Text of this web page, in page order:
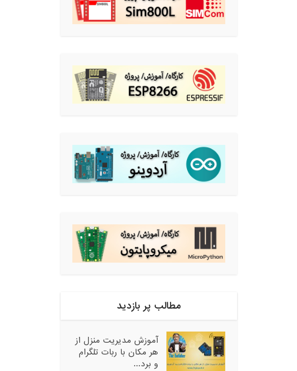
مطالب پر بازدید
آموزش مدیریت منزل از
هر مکان با ربات تلگرام
و برد...